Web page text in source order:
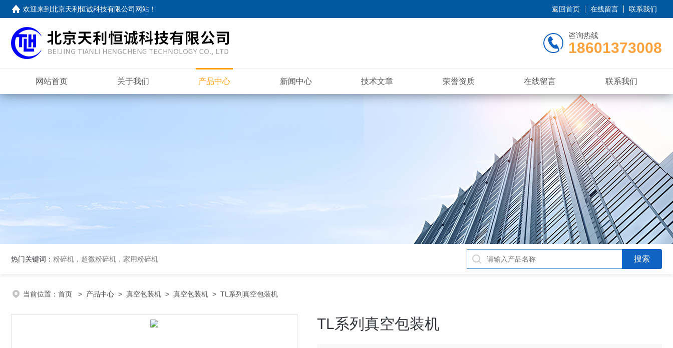
欢迎来到北京天利恒诚科技有限公司网站 ！ 返回首页 在线留言 联系我们
咨询热线
18601373008
网站首页 关于我们 产品中心 新闻中心 技术文章 荣誉资质 在线留言 联系我们
热门关键词： 粉碎机，超微粉碎机，家用粉碎机
当前位置： 首页 > 产品中心 > 真空包装机 > 真空包装机 > TL系列真空包装机
TL系列真空包装机